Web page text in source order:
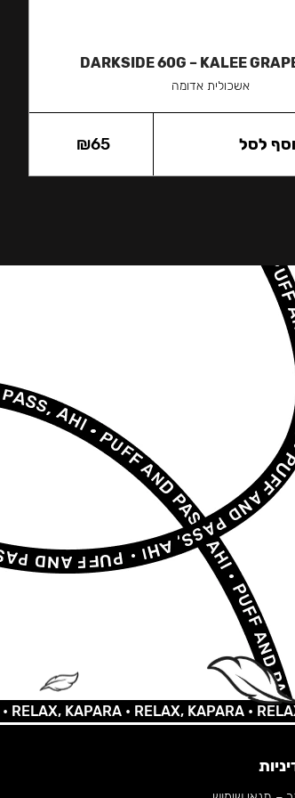
DARKSIDE 60G – KALEE
אשכולית אדומה
₪65 לסל
KAPARA •RELAX, KAPARA •RELAX,